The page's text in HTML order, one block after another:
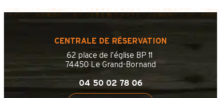
CENTRALE DE RÉSERVATION
62 place de l’église BP 11
74450 Le Grand-Bornand
04 50 02 78 06